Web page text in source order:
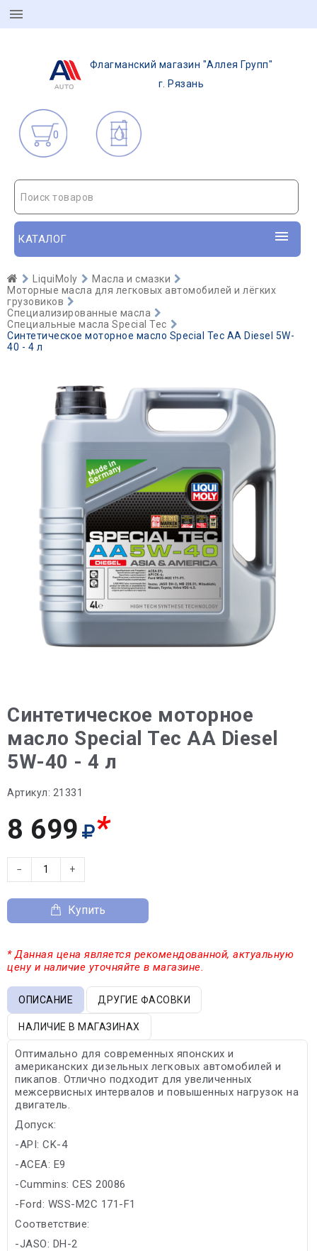
Флагманский магазин "Аллея Групп"
г. Рязань
0
Поиск товаров
КАТАЛОГ
LiquiMoly
Масла и смазки
Моторные масла для легковых автомобилей и лёгких
грузовиков
Специализированные масла
Специальные масла Special Tec
Синтетическое моторное масло Special Tec AA Diesel 5W-
40 - 4 л
Синтетическое моторное
масло Special Tec AA Diesel
5W-40 - 4 л
Артикул: 21331
8 699 *
− +
Купить
* Данная цена является рекомендованной, актуальную
цену и наличие уточняйте в магазине.
ОПИСАНИЕ ДРУГИЕ ФАСОВКИ
НАЛИЧИЕ В МАГАЗИНАХ
Оптимально для современных японских и
американских дизельных легковых автомобилей и
пикапов. Отлично подходит для увеличенных
межсервисных интервалов и повышенных нагрузок на
двигатель.
Допуск:
-API: CK-4
-ACEA: E9
-Cummins: CES 20086
-Ford: WSS-M2C 171-F1
Соответствие:
-JASO: DH-2